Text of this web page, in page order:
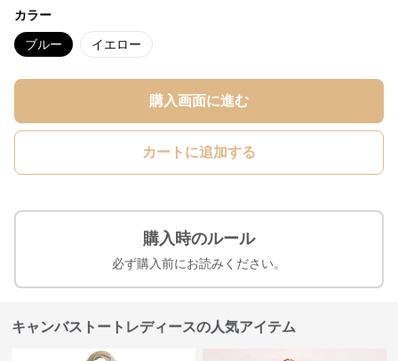
カラー
ブルー イエロー
購入画面に進む
カートに追加する
購入時のルール
必ず購入前にお読みください。
キャンバストートレディースの人気アイテム